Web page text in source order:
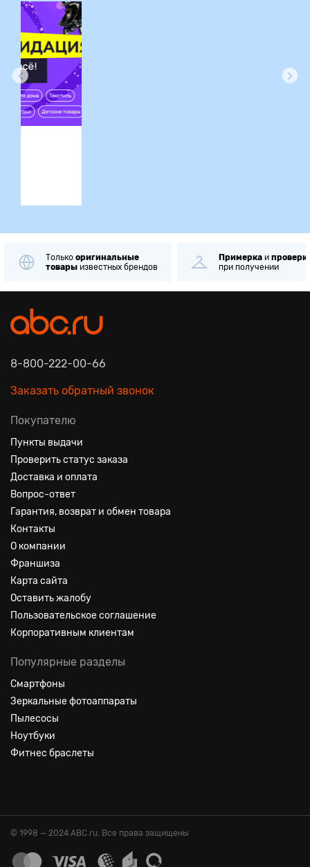
Только оригинальные
товары известных брендов
Примерка и
при получении
8-800-222-00-66
Заказать обратный звонок
Покупателю
Пункты выдачи
Проверить статус заказа
Доставка и оплата
Вопрос-ответ
Гарантия, возврат и обмен товара
Контакты
О компании
Франшиза
Карта сайта
Оставить жалобу
Пользовательское соглашение
Корпоративным клиентам
Популярные разделы
Смартфоны
Зеркальные фотоаппараты
Пылесосы
Ноутбуки
Фитнес браслеты
© 1998 — 2024 ABC.ru. Все права защищены